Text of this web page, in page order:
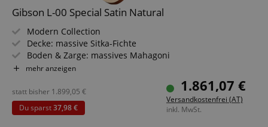
Gibson L-00 Special Satin Natural
Modern Collection
Decke: massive Sitka-Fichte
Boden & Zarge: massives Mahagoni
Griffbrett/Hals: Palisander / Utile
Farbe & Finish: Satin Natural, Satin Nitrocellulose
mehr anzeigen
1.861,07 €
Versandkostenfrei (AT)
inkl. MwSt.
statt bisher 1.899,05 €
Du sparst37,98 €